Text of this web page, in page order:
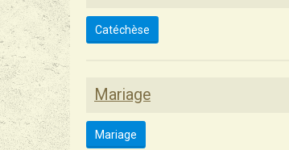
Catéchèse
Mariage
Mariage